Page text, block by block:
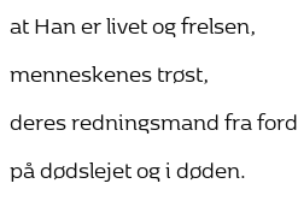
at Han er livet og frelsen,
menneskenes trøst,
deres redningsmand fra
på dødslejet og i døden.